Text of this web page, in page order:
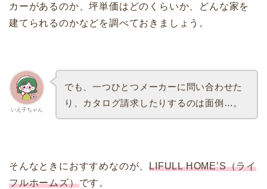
カーがあるのか、坪単価はどのくらいか、どんな家を
建てられるのかなどを調べておきましょう。
いえ子ちゃん
でも、一つひとつメーカーに問い合わせた
り、カタログ請求したりするのは面倒…。
そんなときにおすすめなのが、LIFULL HOME’S（ライ
フルホームズ）です。